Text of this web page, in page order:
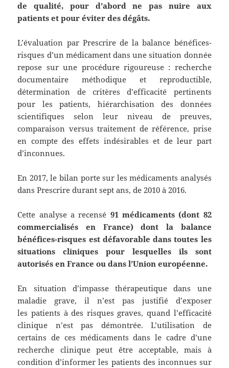
de qualité, pour d’abord ne pas nuire aux
patients et pour éviter des dégâts.
L’évaluation par Prescrire de la balance bénéfices-
risques d’un médicament dans une situation donnée
repose sur une procédure rigoureuse : recherche
documentaire méthodique et reproductible,
détermination de critères d’efficacité pertinents
pour les patients, hiérarchisation des données
scientifiques selon leur niveau de preuves,
comparaison versus traitement de référence, prise
en compte des effets indésirables et de leur part
d’inconnues.
En 2017, le bilan porte sur les médicaments analysés
dans Prescrire durant sept ans, de 2010 à 2016.
Cette analyse a recensé 91 médicaments (dont 82
commercialisés en France) dont la balance
bénéfices-risques est défavorable dans toutes les
situations cliniques pour lesquelles ils sont
autorisés en France ou dans l’Union européenne.
En situation d’impasse thérapeutique dans une
maladie grave, il n’est pas justifié d’exposer
les patients à des risques graves, quand l’efficacité
clinique n’est pas démontrée. L’utilisation de
certains de ces médicaments dans le cadre d’une
recherche clinique peut être acceptable, mais à
condition d’informer les patients des inconnues sur